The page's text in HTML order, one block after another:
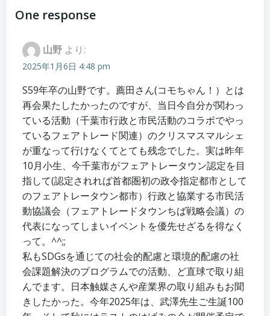
One response
山野 より:
2025年1月6日 4:48 pm
S59年卒の山野です。薦田さん(コモちゃん！）とは
再会果たしたかったのですが、当日今自分が関わっ
ている活動（千葉市行政と市民活動のコラボでやっ
ているフェアトレード関連）のクリスマスマルシェ
が重なって行けなくてとても残念でした。実は昨年
10月小生、今千葉市がフェアトレータウン認定を目
指して(認定されれば首都圏初の政令指定都市として
のフェアトレータウン都市）行政と協業する市民活
動協議会（フェアトレードタウンちば戦略会議）の
代表になってしまいイベントを優先せざるを得なく
って。^^;;
私もSDGsを通じての社会的配慮と環境的配慮の社
会課題解決のプログラムでの活動、ど直球で取り組
んでます。日本触媒さんや産業界の取り組みもお聞
きしたかった。今年2025年は、武澤先生ご生誕100